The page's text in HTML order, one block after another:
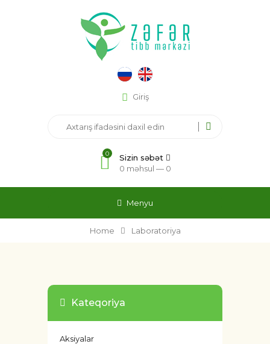
Giriş
0
Sizin səbət
0 məhsul — 0
Menyu
Home Laboratoriya
Kateqoriya
Aksiyalar